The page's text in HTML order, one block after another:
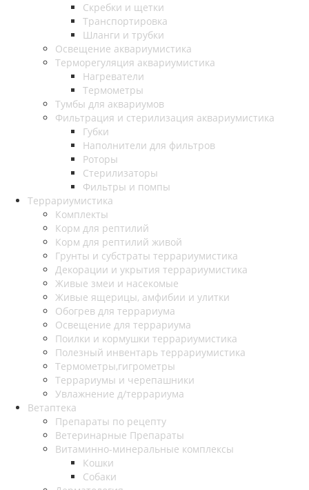
Скребки и щетки
Транспортировка
Шланги и трубки
Освещение аквариумистика
Терморегуляция аквариумистика
Нагреватели
Термометры
Тумбы для аквариумов
Фильтрация и стерилизация аквариумистика
Губки
Наполнители для фильтров
Роторы
Стерилизаторы
Фильтры и помпы
Террариумистика
Комплекты
Корм для рептилий
Корм для рептилий живой
Грунты и субстраты террариумистика
Декорации и укрытия террариумистика
Живые змеи и насекомые
Живые ящерицы, амфибии и улитки
Обогрев для террариума
Освещение для террариума
Поилки и кормушки террариумистика
Полезный инвентарь террариумистика
Термометры,гигрометры
Террариумы и черепашники
Увлажнение д/террариума
Ветаптека
Препараты по рецепту
Ветеринарные Препараты
Витаминно-минеральные комплексы
Кошки
Собаки